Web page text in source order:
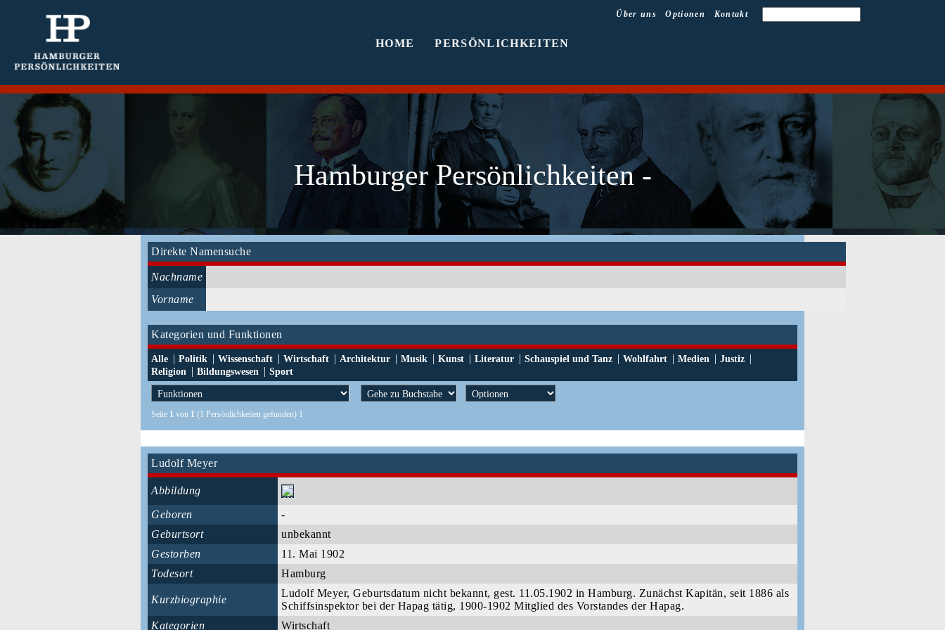
HOME PERSÖNLICHKEITEN
Über uns Optionen Kontakt
Hamburger Persönlichkeiten -
Direkte Namensuche
Nachname
Vorname
Kategorien und Funktionen
Alle | Politik | Wissenschaft | Wirtschaft | Architektur | Musik | Kunst | Literatur | Schauspiel und Tanz | Wohlfahrt | Medien | Justiz |
Religion | Bildungswesen | Sport
Seite 1 von 1 (1 Persönlichkeiten gefunden) 1
Ludolf Meyer
Abbildung
Geboren
-
Geburtsort
unbekannt
Gestorben
11. Mai 1902
Todesort
Hamburg
Kurzbiographie
Ludolf Meyer, Geburtsdatum nicht bekannt, gest. 11.05.1902 in Hamburg. Zunächst Kapitän, seit 1886 als
Schiffsinspektor bei der Hapag tätig, 1900-1902 Mitglied des Vorstandes der Hapag.
Kategorien
Wirtschaft